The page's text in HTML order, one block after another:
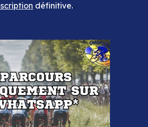
définitive..